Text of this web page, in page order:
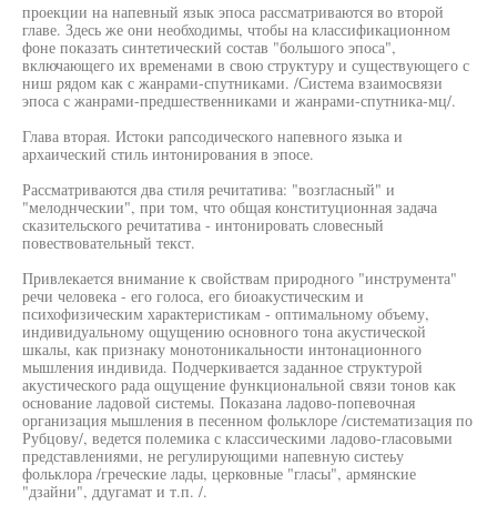
проекции на напевный язык эпоса рассматриваются во второй
главе. Здесь же они необходимы, чтобы на классификационном
фоне показать синтетический состав "большого эпоса",
включающего их временами в свою структуру и существующего с
ниш рядом как с жанрами-спутниками. /Система взаимосвязи
эпоса с жанрами-предшественниками и жанрами-спутника-мц/.
Глава вторая. Истоки рапсодического напевного языка и
архаический стиль интонирования в эпосе.
Рассматриваются два стиля речитатива: "возгласный" и
"мелоднческии", при том, что общая конституционная задача
сказительского речитатива - интонировать словесный
повествовательный текст.
Привлекается внимание к свойствам природного "инструмента"
речи человека - его голоса, его биоакустическим и
психофизическим характеристикам - оптимальному объему,
индивидуальному ощущению основного тона акустической
шкалы, как признаку монотоникальности интонационного
мышления индивида. Подчеркивается заданное структурой
акустического рада ощущение функциональной связи тонов как
основание ладовой системы. Показана ладово-попевочная
организация мышления в песенном фольклоре /систематизация по
Рубцову/, ведется полемика с классическими ладово-гласовыми
представлениями, не регулирующими напевную систеьу
фольклора /греческие лады, церковные "гласы", армянские
"дзайни", ддугамат и т.п. /.